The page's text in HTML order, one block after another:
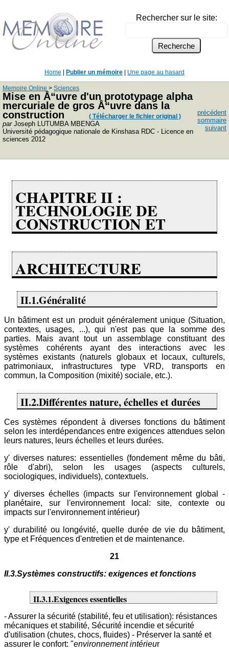
Rechercher sur le site:
Home Publier un mémoire Une page au hasard
Memoire Online > Sciences
Mise en Å“uvre d'un prototypage alpha
mercuriale de gros Å“uvre dans la
construction
( Télécharger le fichier original )
parJoseph LUTUMBA MBENGA
Université pédagogique nationale de Kinshasa RDC - Licence en
sciences 2012
précédent
sommaire
suivant
CHAPITRE II :
TECHNOLOGIE DE
CONSTRUCTION ET
ARCHITECTURE
II.1.Généralité
Un bâtiment est un produit généralement unique (Situation,
contextes, usages, ...), qui n'est pas que la somme des
parties. Mais avant tout un assemblage constituant des
systèmes cohérents ayant des interactions avec les
systèmes existants (naturels globaux et locaux, culturels,
patrimoniaux, infrastructures type VRD, transports en
commun, la Composition (mixité) sociale, etc.).
II.2.Différentes nature, échelles et durées
Ces systèmes répondent à diverses fonctions du bâtiment
selon les interdépendances entre exigences attendues selon
leurs natures, leurs échelles et leurs durées.
y' diverses natures: essentielles (fondement même du bâti,
rôle d'abri), selon les usages (aspects culturels,
sociologiques, individuels), contextuels.
y' diverses échelles (impacts sur l'environnement global -
planétaire, sur l'environnement local: site, contexte ou
impacts sur l'environnement intérieur)
y' durabilité ou longévité, quelle durée de vie du bâtiment,
type et Fréquences d'entretien et de maintenance.
21
II.3.Systèmes constructifs: exigences et fonctions
II.3.1.Exigences essentielles
- Assurer la sécurité (stabilité, feu et utilisation): résistances
mécaniques et stabilité, Sécurité incendie et sécurité
d'utilisation (chutes, chocs, fluides) - Préserver la santé et
assurer le confort: "environnement intérieur